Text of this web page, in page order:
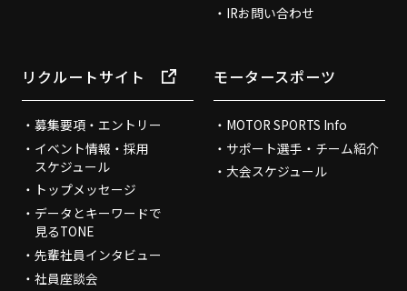
IRお問い合わせ
リクルートサイト
募集要項・エントリー
イベント情報・採用
スケジュール
トップメッセージ
データとキーワードで
見るTONE
先輩社員インタビュー
社員座談会
モータースポーツ
MOTOR SPORTS Info
サポート選手・チーム紹介
大会スケジュール